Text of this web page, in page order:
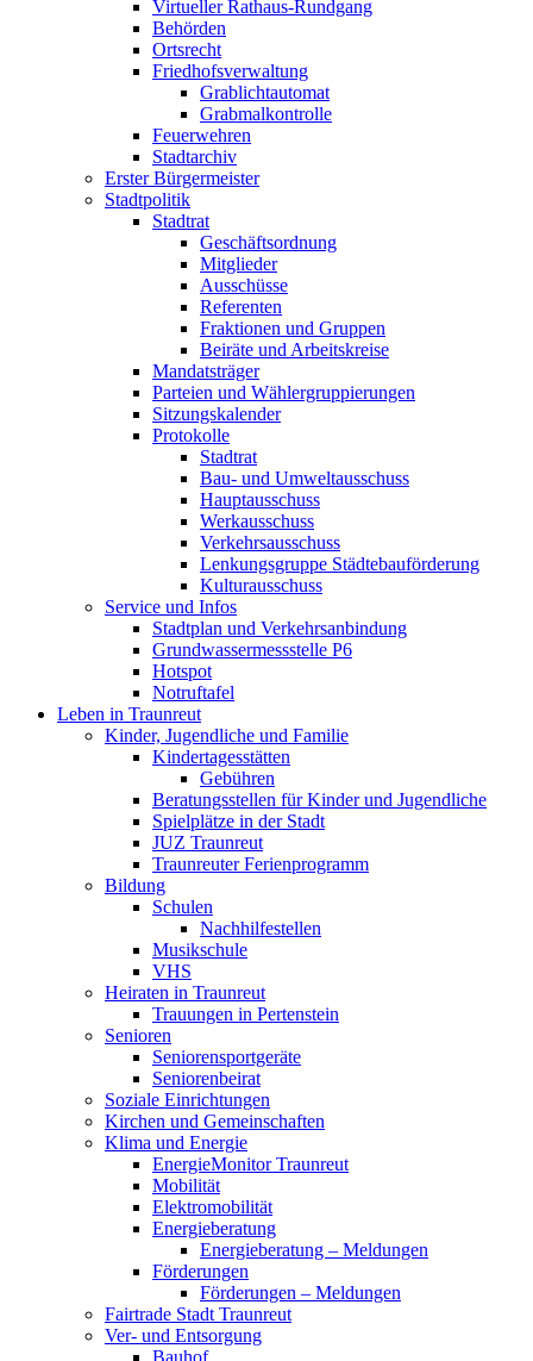
Virtueller Rathaus-Rundgang
Behörden
Ortsrecht
Friedhofsverwaltung
Grablichtautomat
Grabmalkontrolle
Feuerwehren
Stadtarchiv
Erster Bürgermeister
Stadtpolitik
Stadtrat
Geschäftsordnung
Mitglieder
Ausschüsse
Referenten
Fraktionen und Gruppen
Beiräte und Arbeitskreise
Mandatsträger
Parteien und Wählergruppierungen
Sitzungskalender
Protokolle
Stadtrat
Bau- und Umweltausschuss
Hauptausschuss
Werkausschuss
Verkehrsausschuss
Lenkungsgruppe Städtebauförderung
Kulturausschuss
Service und Infos
Stadtplan und Verkehrsanbindung
Grundwassermessstelle P6
Hotspot
Notruftafel
Leben in Traunreut
Kinder, Jugendliche und Familie
Kindertagesstätten
Gebühren
Beratungsstellen für Kinder und Jugendliche
Spielplätze in der Stadt
JUZ Traunreut
Traunreuter Ferienprogramm
Bildung
Schulen
Nachhilfestellen
Musikschule
VHS
Heiraten in Traunreut
Trauungen in Pertenstein
Senioren
Seniorensportgeräte
Seniorenbeirat
Soziale Einrichtungen
Kirchen und Gemeinschaften
Klima und Energie
EnergieMonitor Traunreut
Mobilität
Elektromobilität
Energieberatung
Energieberatung – Meldungen
Förderungen
Förderungen – Meldungen
Fairtrade Stadt Traunreut
Ver- und Entsorgung
Bauhof